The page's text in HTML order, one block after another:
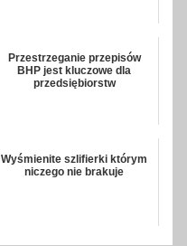
Przestrzeganie przepisów
BHP jest kluczowe dla
przedsiębiorstw
Wyśmienite szlifierki którym
niczego nie brakuje